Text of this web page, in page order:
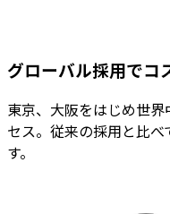
グローバル採用でコ
東京、大阪をはじめ世
セス。従来の採用と比
す。